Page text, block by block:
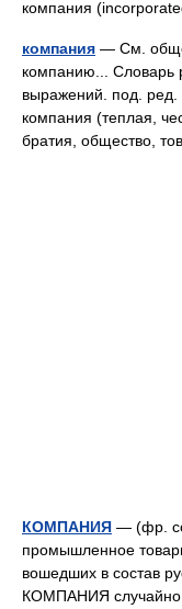
компания
компания — См.
компанию... Словарь
выражений. под.
компания (теплая,
братия, общество,
КОМПАНИЯ — (фр.
промышленное
вошедших в состав
КОМПАНИЯ случайно